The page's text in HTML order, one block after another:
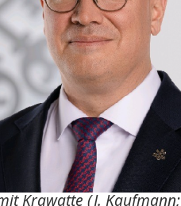
Krawatte (J. Kaufmann;